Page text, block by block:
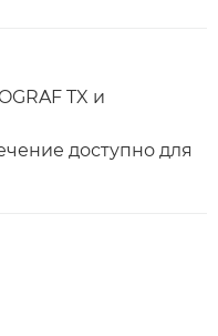
TX и
доступно для